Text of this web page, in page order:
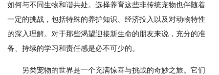
如何与不同生物和谐共处。选择养育这些非传统宠物也伴随着
一定的挑战，包括特殊的养护知识、经济投入以及对动物特性
的深入理解。对于那些渴望迎接新生命的朋友来说，充分的准
备、持续的学习和责任感是必不可少的。
另类宠物的世界是一个充满惊喜与挑战的奇妙之旅。它们